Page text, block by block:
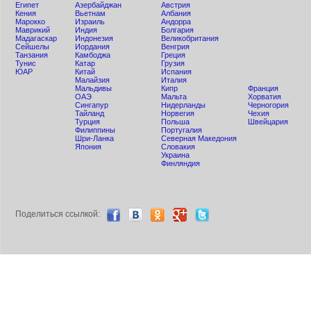
Египет
Кения
Мaрокко
Маврикий
Мадагаскар
Сейшелы
Танзания
Тунис
ЮАР
Азербайджан
Вьетнам
Израиль
Индия
Индонезия
Иордания
Камбоджа
Катар
Китай
Малайзия
Мальдивы
ОАЭ
Сингапур
Тайланд
Турция
Филиппины
Шри-Ланка
Япония
Австрия
Албания
Андорра
Болгария
Великобритания
Венгрия
Греция
Грузия
Испания
Италия
Кипр
Мальта
Нидерланды
Норвегия
Польша
Португалия
Северная Македония
Словакия
Украина
Финляндия
Франция
Хорватия
Черногория
Чехия
Швейцария
Поделиться ccылкой: